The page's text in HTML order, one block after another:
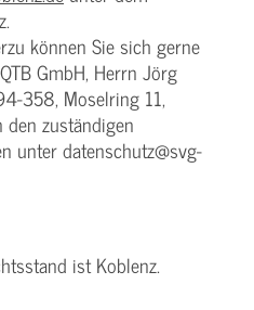
können Sie sich gerne
GmbH, Herrn Jörg
358, Moselring 11,
zuständigen
unter datenschutz@svg-
ist Koblenz.